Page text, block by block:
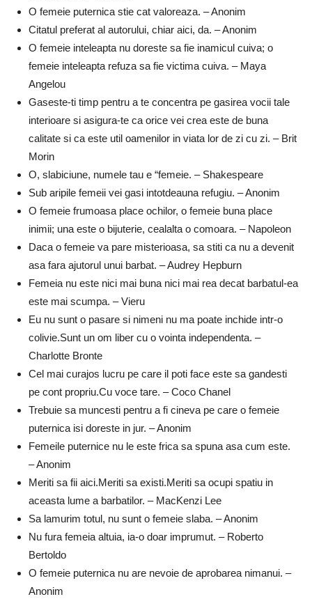
O femeie puternica stie cat valoreaza. – Anonim
Citatul preferat al autorului, chiar aici, da. – Anonim
O femeie inteleapta nu doreste sa fie inamicul cuiva; o
femeie inteleapta refuza sa fie victima cuiva. – Maya
Angelou
Gaseste-ti timp pentru a te concentra pe gasirea vocii tale
interioare si asigura-te ca orice vei crea este de buna
calitate si ca este util oamenilor in viata lor de zi cu zi. – Brit
Morin
O, slabiciune, numele tau e “femeie. – Shakespeare
Sub aripile femeii vei gasi intotdeauna refugiu. – Anonim
O femeie frumoasa place ochilor, o femeie buna place
inimii; una este o bijuterie, cealalta o comoara. – Napoleon
Daca o femeie va pare misterioasa, sa stiti ca nu a devenit
asa fara ajutorul unui barbat. – Audrey Hepburn
Femeia nu este nici mai buna nici mai rea decat barbatul-ea
este mai scumpa. – Vieru
Eu nu sunt o pasare si nimeni nu ma poate inchide intr-o
colivie.Sunt un om liber cu o vointa independenta. –
Charlotte Bronte
Cel mai curajos lucru pe care il poti face este sa gandesti
pe cont propriu.Cu voce tare. – Coco Chanel
Trebuie sa muncesti pentru a fi cineva pe care o femeie
puternica isi doreste in jur. – Anonim
Femeile puternice nu le este frica sa spuna asa cum este.
– Anonim
Meriti sa fii aici.Meriti sa existi.Meriti sa ocupi spatiu in
aceasta lume a barbatilor. – MacKenzi Lee
Sa lamurim totul, nu sunt o femeie slaba. – Anonim
Nu fura femeia altuia, ia-o doar imprumut. – Roberto
Bertoldo
O femeie puternica nu are nevoie de aprobarea nimanui. –
Anonim